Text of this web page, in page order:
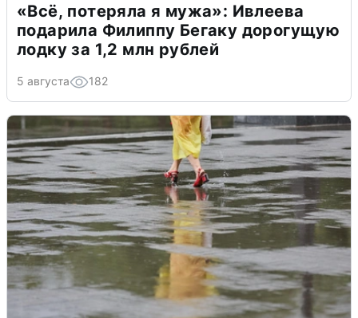
«Всё, потеряла я мужа»: Ивлеева
подарила Филиппу Бегаку дорогущую
лодку за 1,2 млн рублей
5 августа 182